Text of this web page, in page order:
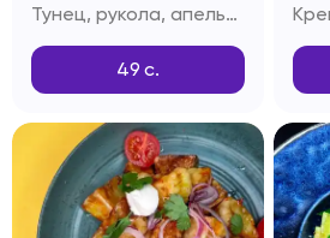
Тунец, рукола, апельсин, орехи Кешью, масло растительное, масло оливковое, лук репчатый, лимонный сок, соус Соевый, соус Унаги, кунжут белый
49 с.